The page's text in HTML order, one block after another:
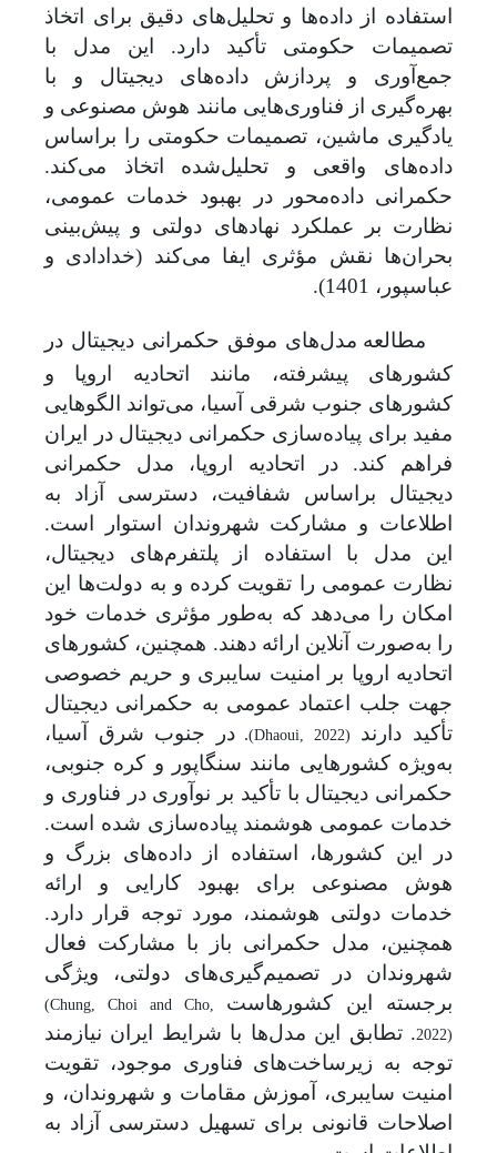
استفاده از داده‌ها و تحلیل‌های دقیق برای اتخاذ
تصمیمات حکومتی تأکید دارد. این مدل با
جمع‌آوری و پردازش داده‌های دیجیتال و با
بهره‌گیری از فناوری‌هایی مانند هوش مصنوعی و
یادگیری ماشین، تصمیمات حکومتی را بر‌اساس
داده‌های واقعی و تحلیل‌شده اتخاذ می‌کند.
حکمرانی داده‌محور در بهبود خدمات عمومی،
نظارت بر عملکرد نهادهای دولتی و پیش‌بینی
بحران‌ها نقش مؤثری ایفا می‌کند (خدادادی و
عباسپور، 1401).
مطالعه مدل‌های موفق حکمرانی دیجیتال در
کشورهای پیشرفته، مانند اتحادیه اروپا و
کشورهای جنوب شرقی آسیا، می‌تواند الگوهایی
مفید برای پیاده‌سازی حکمرانی دیجیتال در ایران
فراهم کند. در اتحادیه اروپا، مدل حکمرانی
دیجیتال براساس شفافیت، دسترسی آزاد به
اطلاعات و مشارکت شهروندان استوار است.
این مدل با استفاده از پلتفرم‌های دیجیتال،
نظارت عمومی را تقویت کرده و به دولت‌ها این
امکان را می‌دهد که به‌طور مؤثری خدمات خود
را به‌صورت آنلاین ارائه دهند. همچنین، کشورهای
اتحادیه اروپا بر امنیت سایبری و حریم خصوصی
جهت جلب اعتماد عمومی به حکمرانی دیجیتال
تأکید دارند
(Dhaoui, 2022)
.در جنوب شرق آسیا،
به‌ویژه کشورهایی مانند سنگاپور و کره جنوبی،
حکمرانی دیجیتال با تأکید بر نوآوری در فناوری و
خدمات عمومی هوشمند پیاده‌سازی شده است.
در این کشورها، استفاده از داده‌های بزرگ و
هوش مصنوعی برای بهبود کارایی و ارائه
خدمات دولتی هوشمند، مورد توجه قرار دارد.
همچنین، مدل حکمرانی باز با مشارکت فعال
شهروندان در تصمیم‌گیری‌های دولتی، ویژگی
برجسته‌ این کشورهاست
(Chung, Choi and Cho,
2022). تطابق این مدل‌ها با شرایط ایران نیازمند
توجه به زیرساخت‌های فناوری موجود، تقویت
امنیت سایبری، آموزش مقامات و شهروندان، و
اصلاحات قانونی برای تسهیل دسترسی آزاد به